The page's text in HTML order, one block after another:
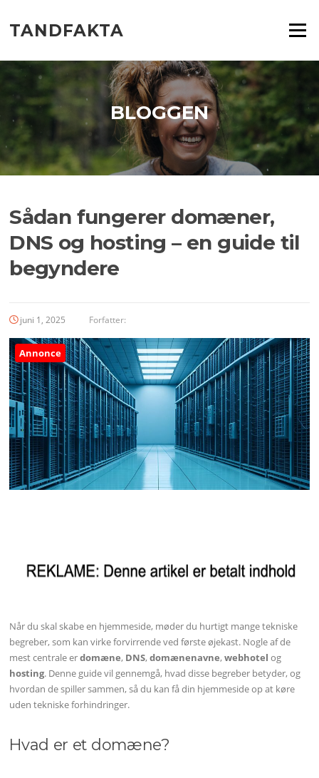
indhold
TANDFAKTA Menu
BLOGGEN
Sådan fungerer domæner,
DNS og hosting – en guide til
begyndere
juni 1, 2025 Forfatter:
Annonce
Når du skal skabe en hjemmeside, møder du hurtigt mange tekniske
begreber, som kan virke forvirrende ved første øjekast. Nogle af de
mest centrale erdomæne, DNS,domænenavne,webhotel og
hosting. Denne guide vil gennemgå, hvad disse begreber betyder, og
hvordan de spiller sammen, så du kan få din hjemmeside op at køre
uden tekniske forhindringer.
Hvad er et domæne?